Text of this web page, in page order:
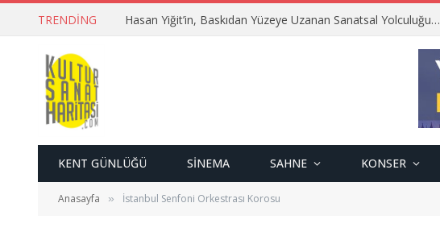
TRENDING Hasan Yiğit’in, Baskıdan Yüzeye Uzanan Sanatsal Yolculuğu…
KENT GÜNLÜĞÜ SINEMA SAHNE KONSER
Anasayfa » İstanbul Senfoni Orkestrası Korosu